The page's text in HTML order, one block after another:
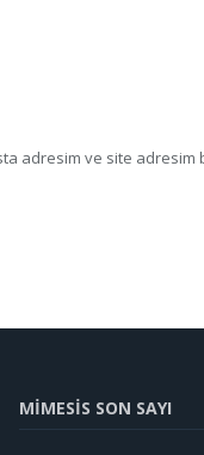
adresim ve site adresim
MİMESİS SON SAYI